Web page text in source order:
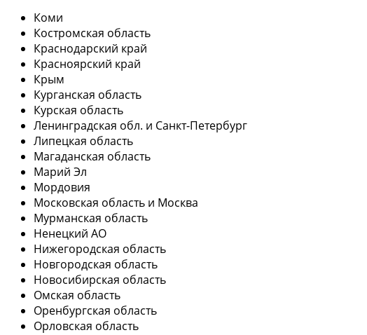
Коми
Костромская область
Краснодарский край
Красноярский край
Крым
Курганская область
Курская область
Ленинградская обл. и Санкт-Петербург
Липецкая область
Магаданская область
Марий Эл
Мордовия
Московская область и Москва
Мурманская область
Ненецкий АО
Нижегородская область
Новгородская область
Новосибирская область
Омская область
Оренбургская область
Орловская область